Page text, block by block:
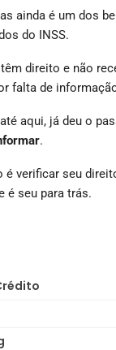
ainda é um dos
do INSS.
direito e não
falta de
aqui, já deu o
.
é verificar seu
é seu para trás.